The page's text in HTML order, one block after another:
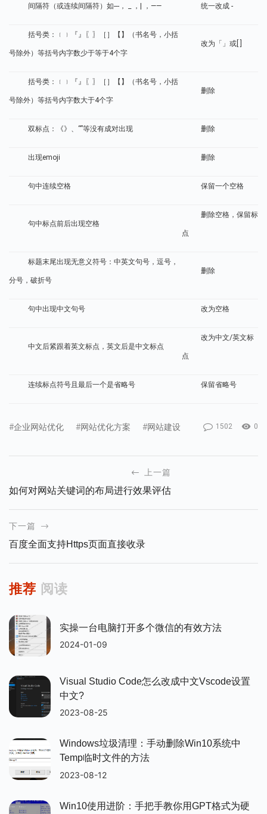
间隔符（或连续间隔符）如---， _ ，| ，—— 统一改成 -
括号类：﹛﹜『』〖〗［］【】（书名号，小括
号除外）等括号内字数少于等于4个字
改为「」或[ ]
括号类：﹛﹜『』〖〗［］【】（书名号，小括
号除外）等括号内字数大于4个字
删除
双标点：《》、“”等没有成对出现 删除
出现emoji 删除
句中连续空格 保留一个空格
句中标点前后出现空格
删除空格，保留标
点
标题末尾出现无意义符号：中英文句号，逗号，
分号，破折号
删除
句中出现中文句号 改为空格
中文后紧跟着英文标点，英文后是中文标点
改为中文/英文标
点
连续标点符号且最后一个是省略号 保留省略号
#企业网站优化 #网站优化方案 #网站建设 1502 0
上一篇
如何对网站关键词的布局进行效果评估
下一篇
百度全面支持https页面直接收录
推荐 阅读
实操一台电脑打开多个微信的有效方法
2024-01-09
Visual Studio Code怎么改成中文vscode设置
中文?
2023-08-25
Windows垃圾清理：手动删除win10系统中
Temp临时文件的方法
2023-08-12
Win10使用进阶：手把手教你用GPT格式为硬